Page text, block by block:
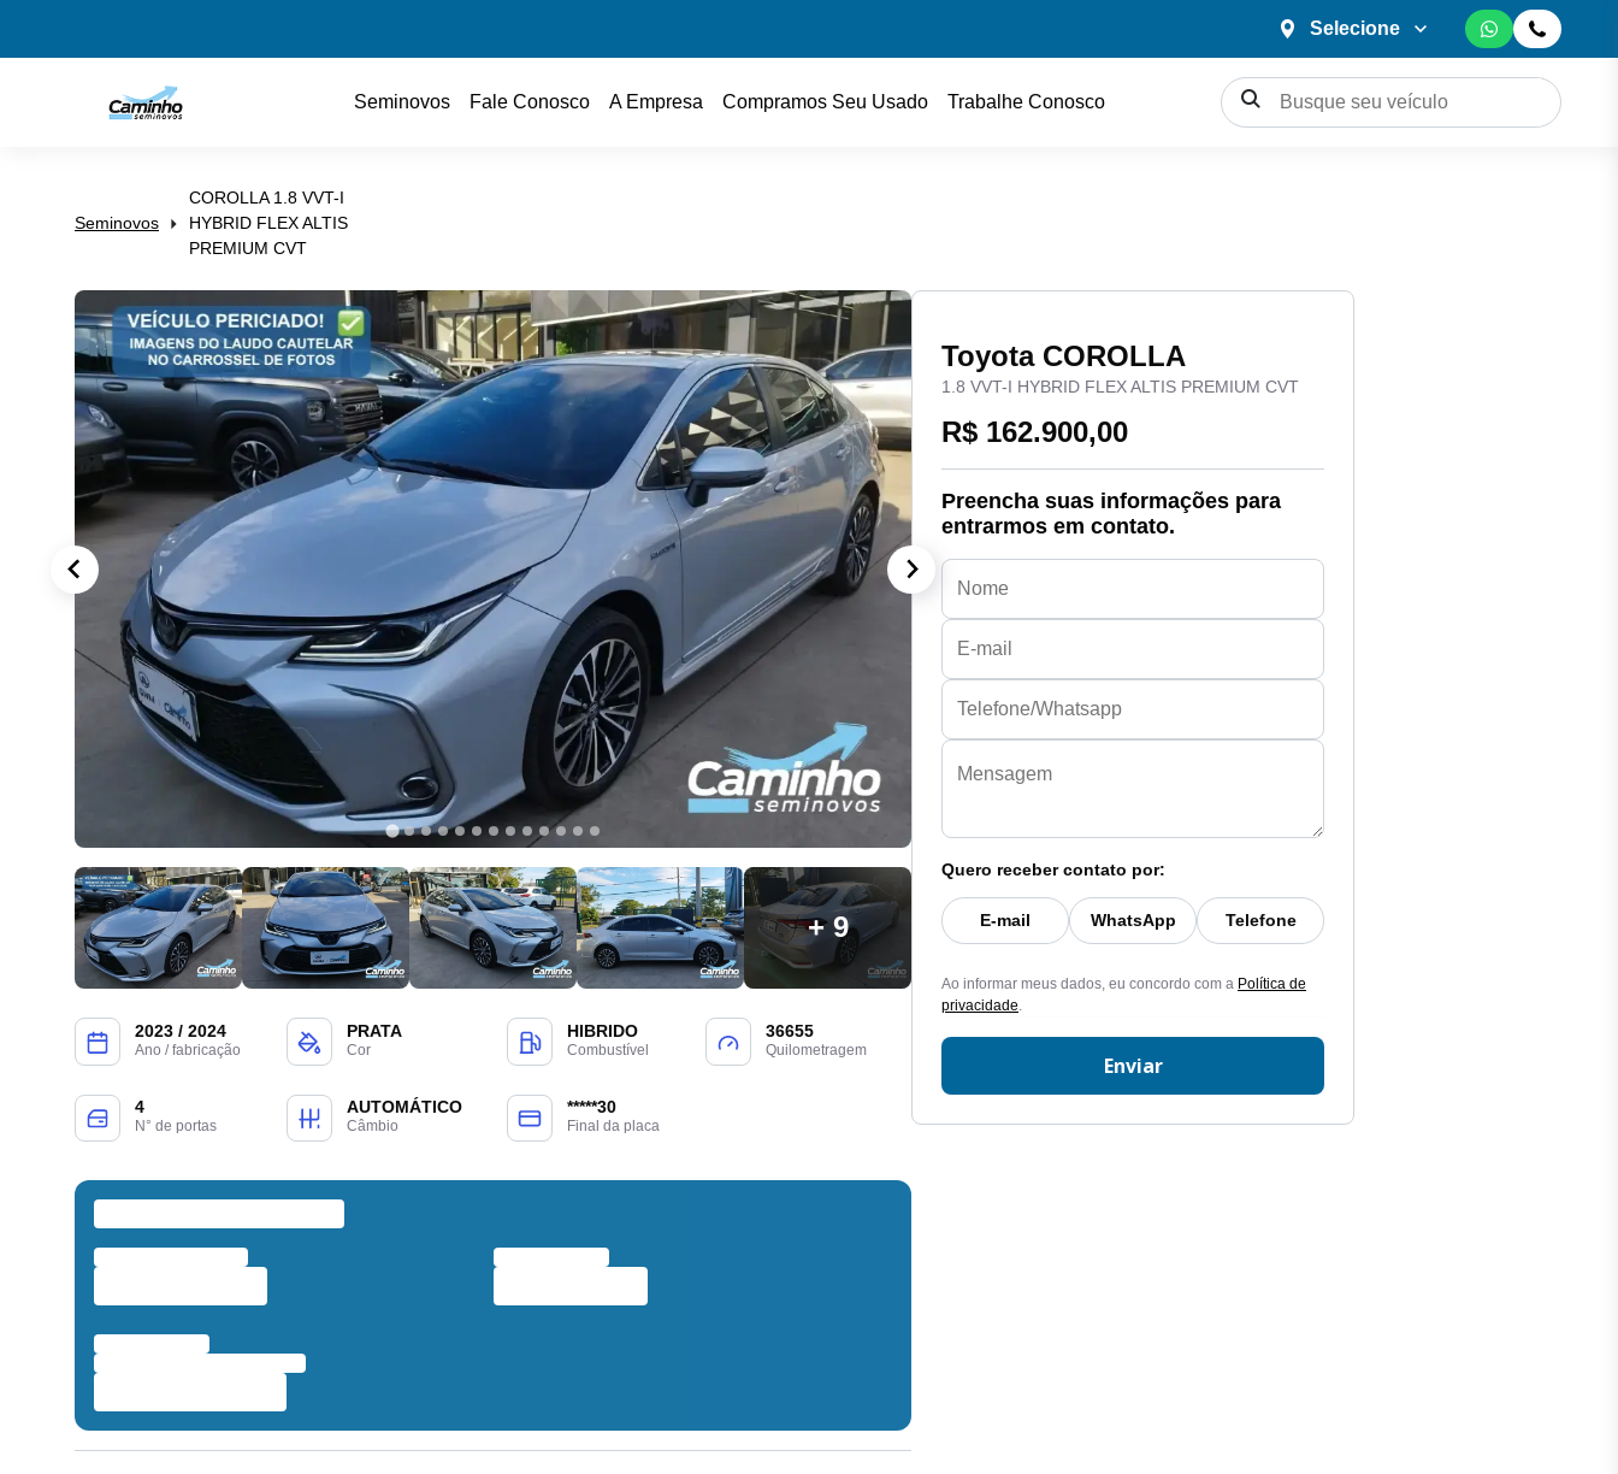
Selecione
Seminovos Fale Conosco A Empresa Compramos Seu Usado Trabalhe Conosco
Seminovos
COROLLA 1.8 VVT-I
HYBRID FLEX ALTIS
PREMIUM CVT
+ 9
2023 / 2024
Ano / fabricação
PRATA
Cor
HIBRIDO
Combustível
36655
Quilometragem
4
N° de portas
AUTOMÁTICO
Câmbio
*****30
Final da placa
Toyota COROLLA
1.8 VVT-I HYBRID FLEX ALTIS PREMIUM CVT
R$ 162.900,00
Preencha suas informações para
entrarmos em contato.
Quero receber contato por:
E-mail WhatsApp Telefone
Ao informar meus dados, eu concordo com a Política de
privacidade.
Enviar